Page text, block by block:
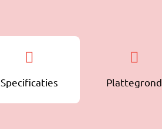
Specificaties Plattegrond